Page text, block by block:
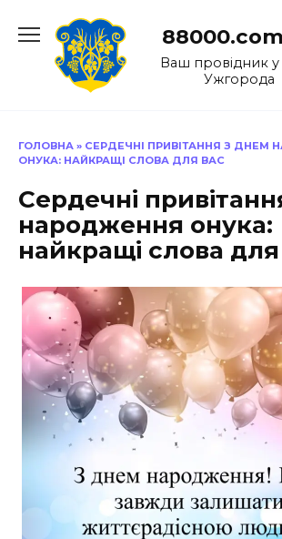
до
Ваш провідник у
Ужгорода
ГОЛОВНА » СЕРДЕЧНІ ПРИВІТАННЯ З ДНЕМ
ОНУКА: НАЙКРАЩІ СЛОВА ДЛЯ ВАС
Сердечні
народження онука:
найкращі слова для